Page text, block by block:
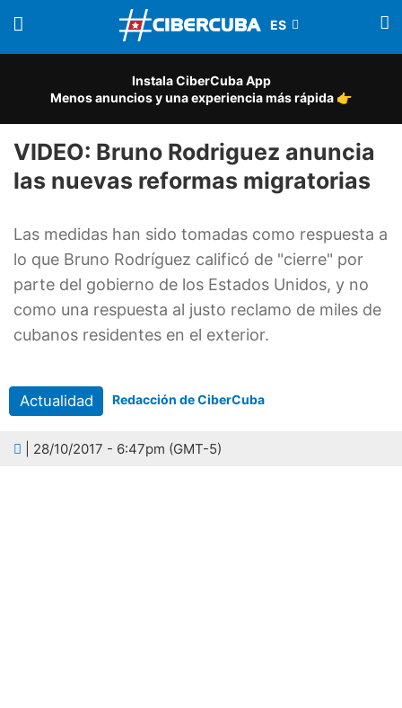
Instala CiberCuba App
Menos anuncios y una experiencia más rápida 👉
VIDEO: Bruno Rodriguez anuncia
las nuevas reformas migratorias
Las medidas han sido tomadas como respuesta a
lo que Bruno Rodríguez calificó de "cierre" por
parte del gobierno de los Estados Unidos, y no
como una respuesta al justo reclamo de miles de
cubanos residentes en el exterior.
Actualidad Redacción de CiberCuba
| 28/10/2017 - 6:47pm (GMT-5)